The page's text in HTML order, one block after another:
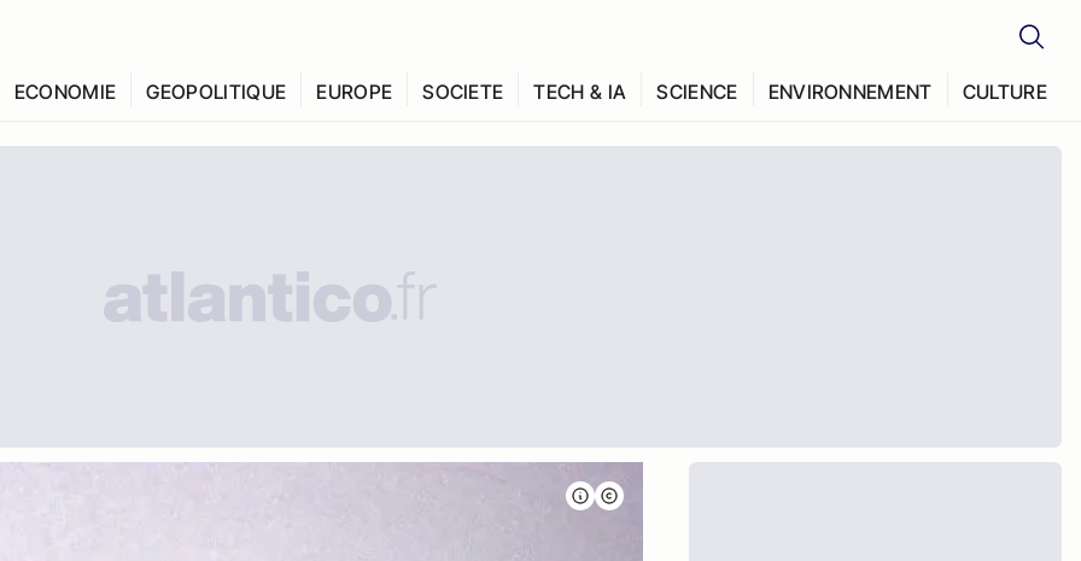
ECONOMIE GEOPOLITIQUE EUROPE SOCIETE TECH & IA SCIENCE ENVIRONNEMENT CULTURE